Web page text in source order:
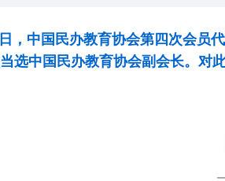
，中国民办教育协会第四次会员
选中国民办教育协会副会长。对